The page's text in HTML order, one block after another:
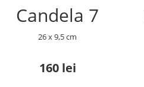
Candela 7
26 x 9,5 cm
160 lei